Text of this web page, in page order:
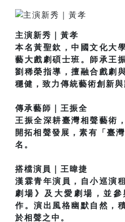
主演新秀｜黃孝
本名黃聖欽，中國文化大
藝大戲劇碩士班。師承王
劉稀榮指導，擅融合戲劇
穩健，致力傳統藝術創新與
傳承藝師｜王振全
王振全深耕臺灣相聲藝術
開拓相聲發展，素有「臺
名。
搭檔演員｜王暐捷
漢霖青年演員，自小巡演
劇場》及大愛劇場，並
作。演出風格幽默自然，
於相聲之中。